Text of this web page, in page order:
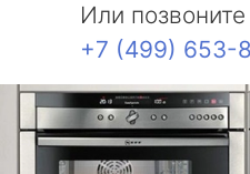
Или
+7 (499) 653-